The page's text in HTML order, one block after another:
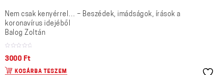
Nem csak kenyérrel… – Beszédek, imádságok, írások a
koronavírus idejéből
Balog Zoltán
3000 Ft
KOSÁRBA TESZEM